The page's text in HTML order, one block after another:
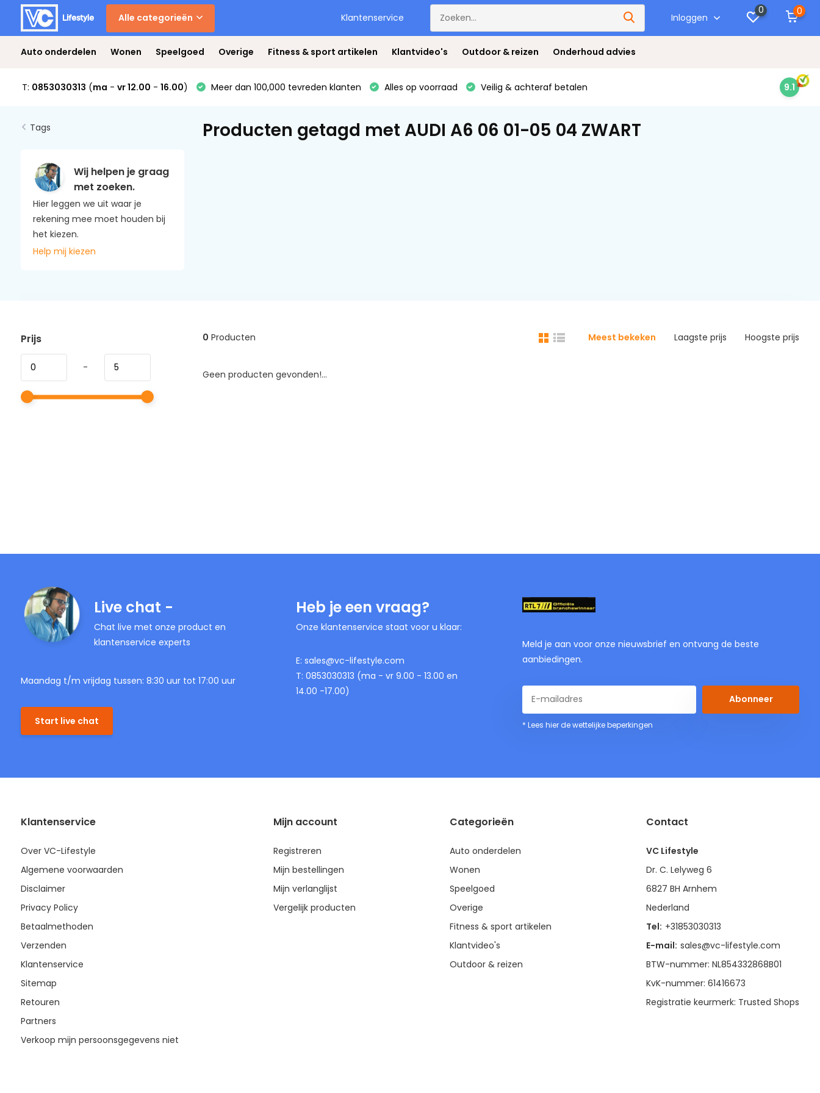
Alle categorieën Klantenservice Inloggen
0 0
Auto onderdelen Wonen Speelgoed Overige Fitness & sport artikelen Klantvideo's Outdoor & reizen Onderhoud advies
T: 0853030313 (ma - vr 12.00 - 16.00) Meer dan 100,000 tevreden klanten Alles op voorraad Veilig & achteraf betalen 9.1
Tags
Wij helpen je graag
met zoeken.
Hier leggen we uit waar je
rekening mee moet houden bij
het kiezen.
Help mij kiezen
Producten getagd met AUDI A6 06 01-05 04 ZWART
Prijs
-
0 Producten Meest bekeken Laagste prijs Hoogste prijs
Geen producten gevonden!...
Live chat -
Chat live met onze product en
klantenservice experts
Maandag t/m vrijdag tussen: 8:30 uur tot 17:00 uur
Start live chat
Heb je een vraag?
Onze klantenservice staat voor u klaar:
E: sales@vc-lifestyle.com
T: 0853030313 (ma - vr 9.00 - 13.00 en
14.00 -17.00)
Meld je aan voor onze nieuwsbrief en ontvang de beste
aanbiedingen.
Abonneer
* Lees hier de wettelijke beperkingen
Klantenservice
Over VC-Lifestyle
Algemene voorwaarden
Disclaimer
Privacy Policy
Betaalmethoden
Verzenden
Klantenservice
Sitemap
Retouren
Partners
Verkoop mijn persoonsgegevens niet
Mijn account
Registreren
Mijn bestellingen
Mijn verlanglijst
Vergelijk producten
Categorieën
Auto onderdelen
Wonen
Speelgoed
Overige
Fitness & sport artikelen
Klantvideo's
Outdoor & reizen
Contact
VC Lifestyle
Dr. C. Lelyweg 6
6827 BH Arnhem
Nederland
Tel: +31853030313
E-mail: sales@vc-lifestyle.com
BTW-nummer: NL854332868B01
KvK-nummer: 61416673
Registratie keurmerk: Trusted Shops